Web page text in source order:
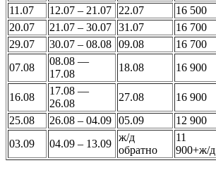
11.07
12.07 – 21.07 22.07 16 500
20.07
21.07 – 30.07 31.07 16 700
29.07
30.07 – 08.08 09.08 16 700
07.08
08.08 —
17.08
18.08 16 900
16.08
17.08 —
26.08
27.08 16 900
25.08
26.08 – 04.09 05.09 12 900
03.09
04.09 – 13.09
ж/д
обратно
11
900+ж/д